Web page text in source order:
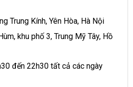
Trung Kính, Yên Hòa, Hà Nội
khu phố 3, Trung Mỹ Tây, Hồ
đến 22h30 tất cả các ngày